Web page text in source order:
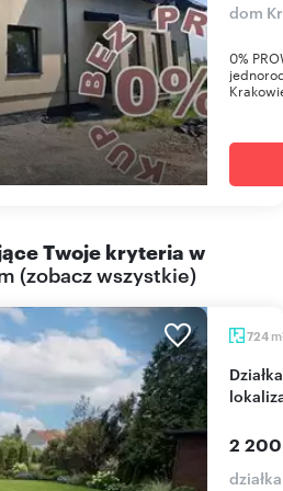
dom
0%
Twoje kryteria w
(zobacz wszystkie)
724 m
Działka 724 m² z domem w Krakowie, świetna
2